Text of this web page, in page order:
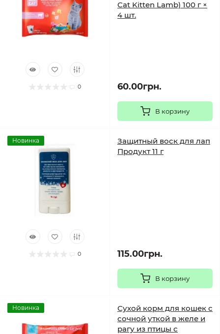
0
Cat Kitten Lamb) 100 г ×
4 шт.
60.00грн.
В корзину
Новинка
0
Защитный воск для лап
Продукт 11 г
115.00грн.
В корзину
Новинка
Сухой корм для кошек с
сочной уткой в желе и
рагу из птицы с